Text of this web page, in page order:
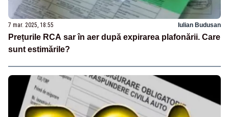
7 mar. 2025, 18:55 Iulian Budusan
Prețurile RCA sar în aer după expirarea plafonării. Care
sunt estimările?